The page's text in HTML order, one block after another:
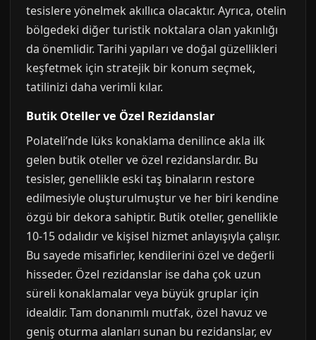
tesislere yönelmek akıllıca olacaktır. Ayrıca, otelin
bölgedeki diğer turistik noktalara olan yakınlığı
da önemlidir. Tarihi yapıları ve doğal güzellikleri
keşfetmek için stratejik bir konum seçmek,
tatilinizi daha verimli kılar.
Butik Oteller ve Özel Rezidanslar
Polateli’nde lüks konaklama denilince akla ilk
gelen butik oteller ve özel rezidanslardır. Bu
tesisler, genellikle eski taş binaların restore
edilmesiyle oluşturulmuştur ve her biri kendine
özgü bir dekora sahiptir. Butik oteller, genellikle
10-15 odalıdır ve kişisel hizmet anlayışıyla çalışır.
Bu sayede misafirler, kendilerini özel ve değerli
hisseder. Özel rezidanslar ise daha çok uzun
süreli konaklamalar veya büyük gruplar için
idealdir. Tam donanımlı mutfak, özel havuz ve
geniş oturma alanları sunan bu rezidanslar, ev